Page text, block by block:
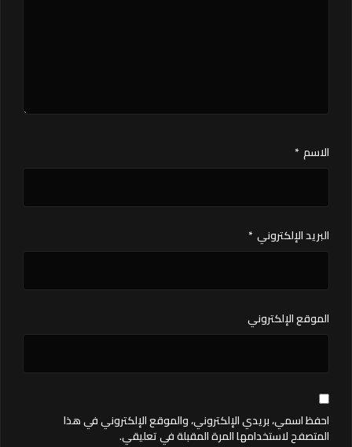
الاسم *
البريد الإلكتروني *
الموقع الإلكتروني
احفظ اسمي، بريدي الإلكتروني، والموقع الإلكتروني في هذا
المتصفح لاستخدامها المرة المقبلة في تعليقي.